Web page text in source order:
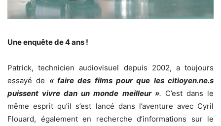
Une enquête de 4 ans !
Patrick, technicien audiovisuel depuis 2002, a toujours
essayé de « faire des films pour que les citioyen.ne.s
puissent vivre dan un monde meilleur ». C’est dans le
même esprit qu’il s’est lancé dans l’aventure avec Cyril
Flouard, également en recherche d’informations sur le